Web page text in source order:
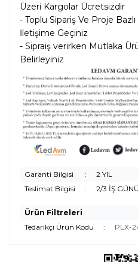
Üzeri Kargolar Ücretsizdir
- Toplu Sipariş Ve Proje
İletişime Geçiniz
- Sipraiş verirken Mutlaka
Belirleyiniz
Garanti Bilgisi :
2 YIL
Teslimat Bilgisi
: 2/3 İŞ GÜNÜ
Ürün Filtreleri
Tedarikçi Ürün Kodu
: PLX-